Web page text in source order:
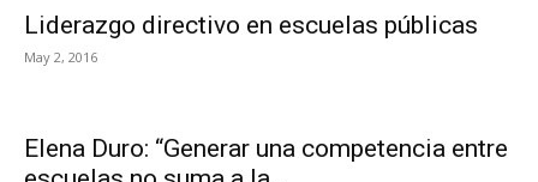
Liderazgo directivo en escuelas públicas
May 2, 2016
Elena Duro: “Generar una competencia entre